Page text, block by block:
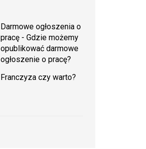
Darmowe ogłoszenia o
pracę - Gdzie możemy
opublikować darmowe
ogłoszenie o pracę?
Franczyza czy warto?